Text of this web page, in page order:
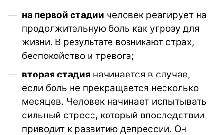
на первой стадии человек реагирует на
продолжительную боль как угрозу для
жизни. В результате возникают страх,
беспокойство и тревога;
вторая стадия начинается в случае,
если боль не прекращается несколько
месяцев. Человек начинает испытывать
сильный стресс, который впоследствии
приводит к развитию депрессии. Он